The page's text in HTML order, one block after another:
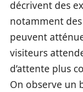
décrivent des
notamment
peuvent
visiteurs
d’attente plus
On observe un